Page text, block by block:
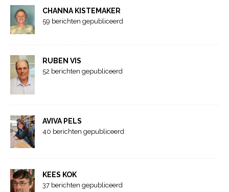
CHANNA KISTEMAKER
59 berichten gepubliceerd
RUBEN VIS
52 berichten gepubliceerd
AVIVA PELS
40 berichten gepubliceerd
KEES KOK
37 berichten gepubliceerd